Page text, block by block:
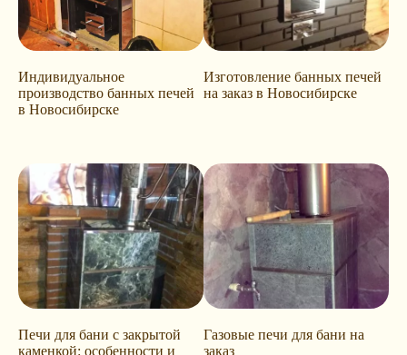
Индивидуальное
производство банных печей
в Новосибирске
Изготовление банных печей
на заказ в Новосибирске
Печи для бани с закрытой
каменкой: особенности и
Газовые печи для бани на
заказ